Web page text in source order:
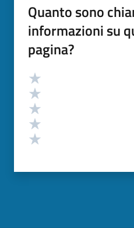
Quanto sono
informazioni su
pagina?
Valutazione